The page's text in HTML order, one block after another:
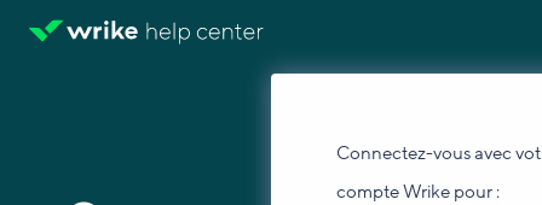
Connectez-vous avec
compte Wrike pour :